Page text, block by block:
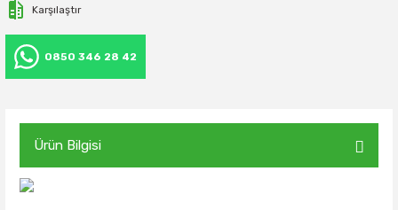
Karşılaştır
0850 346 28 42
Ürün Bilgisi